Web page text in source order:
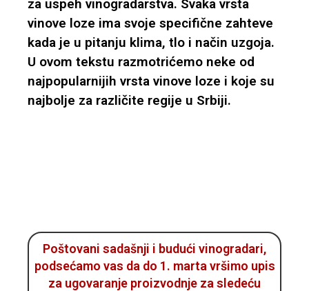
za uspeh vinogradarstva. Svaka vrsta
vinove loze ima svoje specifične zahteve
kada je u pitanju klima, tlo i način uzgoja.
U ovom tekstu razmotrićemo neke od
najpopularnijih vrsta vinove loze i koje su
najbolje za različite regije u Srbiji.
Poštovani sadašnji i budući vinogradari,
podsećamo vas da do 1. marta vršimo upis
za ugovaranje proizvodnje za sledeću